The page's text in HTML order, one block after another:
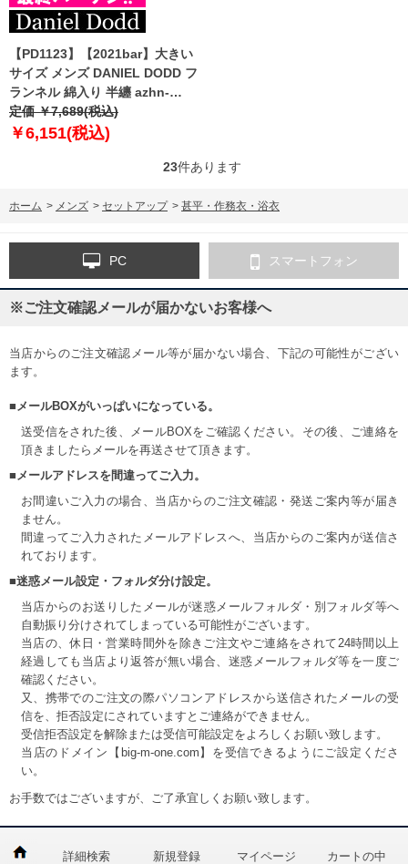
【PD1123】【2021bar】大きい
サイズ メンズ DANIEL DODD フ
ランネル 綿入り 半纏 azhn-
210501
定価 ￥7,689(税込)
￥6,151(税込)
23件あります
ホーム > メンズ > セットアップ > 甚平・作務衣・浴衣
PC スマートフォン
※ご注文確認メールが届かないお客様へ
当店からのご注文確認メール等が届かない場合、下記の可能性がござい
ます。
■メールBOXがいっぱいになっている。
送受信をされた後、メールBOXをご確認ください。その後、ご連絡を
頂きましたらメールを再送させて頂きます。
■メールアドレスを間違ってご入力。
お間違いご入力の場合、当店からのご注文確認・発送ご案内等が届き
ません。
間違ってご入力されたメールアドレスへ、当店からのご案内が送信さ
れております。
■迷惑メール設定・フォルダ分け設定。
当店からのお送りしたメールが迷惑メールフォルダ・別フォルダ等へ
自動振り分けされてしまっている可能性がございます。
当店の、休日・営業時間外を除きご注文やご連絡をされて24時間以上
経過しても当店より返答が無い場合、迷惑メールフォルダ等を一度ご
確認ください。
又、携帯でのご注文の際パソコンアドレスから送信されたメールの受
信を、拒否設定にされていますとご連絡ができません。
受信拒否設定を解除または受信可能設定をよろしくお願い致します。
当店のドメイン【big-m-one.com】を受信できるようにご設定くださ
い。
お手数ではございますが、ご了承宜しくお願い致します。
詳細検索 新規登録 マイページ カートの中